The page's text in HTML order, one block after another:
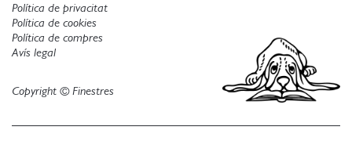
Política de privacitat
Política de cookies
Avís legal
Política de compres
Copyright © Finestres